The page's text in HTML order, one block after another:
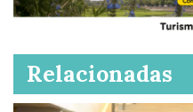
Relacionadas